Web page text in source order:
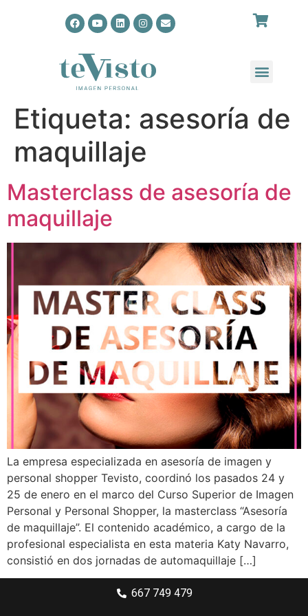
Etiqueta: asesoría de
maquillaje
Masterclass de asesoría de
maquillaje
La empresa especializada en asesoría de imagen y
personal shopper Tevisto, coordinó los pasados 24 y
25 de enero en el marco del Curso Superior de Imagen
Personal y Personal Shopper, la masterclass “Asesoría
de maquillaje”. El contenido académico, a cargo de la
profesional especialista en esta materia Katy Navarro,
consistió en dos jornadas de automaquillaje […]
667 749 479